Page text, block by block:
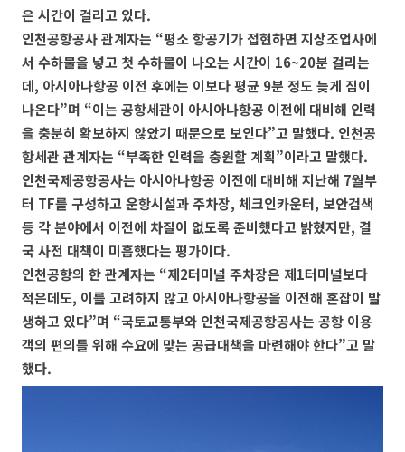
은 시간이 걸리고 있다.
인천공항공사 관계자는 “평소 항공기가 접현하면 지상조업사에
서 수하물을 넣고 첫 수하물이 나오는 시간이 16~20분 걸리는
데, 아시아나항공 이전 후에는 이보다 평균 9분 정도 늦게 짐이
나온다”며 “이는 공항세관이 아시아나항공 이전에 대비해 인력
을 충분히 확보하지 않았기 때문으로 보인다”고 말했다. 인천공
항세관 관계자는 “부족한 인력을 충원할 계획”이라고 말했다.
인천국제공항공사는 아시아나항공 이전에 대비해 지난해 7월부
터 TF를 구성하고 운항시설과 주차장, 체크인카운터, 보안검색
등 각 분야에서 이전에 차질이 없도록 준비했다고 밝혔지만, 결
국 사전 대책이 미흡했다는 평가이다.
인천공항의 한 관계자는 “제2터미널 주차장은 제1터미널보다
적은데도, 이를 고려하지 않고 아시아나항공을 이전해 혼잡이 발
생하고 있다”며 “국토교통부와 인천국제공항공사는 공항 이용
객의 편의를 위해 수요에 맞는 공급대책을 마련해야 한다”고 말
했다.